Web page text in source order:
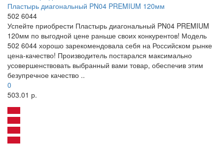
Пластырь диагональный PN04 PREMIUM 120мм
502 6044
Успейте приобрести Пластырь диагональный PN04 PREMIUM
120мм по выгодной цене раньше своих конкурентов! Модель
502 6044 хорошо зарекомендовала себя на Российском рынке
цена-качество! Производитель постарался максимально
усовершенствовать выбранный вами товар, обеспечив этим
безупречное качество ..
0
503.01 р.